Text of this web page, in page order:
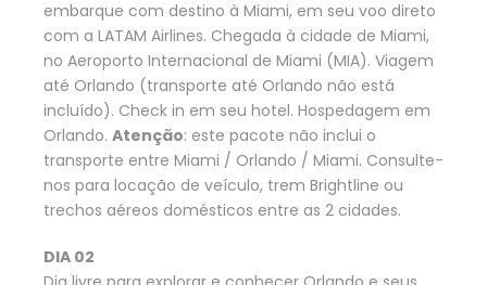
embarque com destino à Miami, em seu voo direto
com a LATAM Airlines. Chegada à cidade de Miami,
no Aeroporto Internacional de Miami (MIA). Viagem
até Orlando (transporte até Orlando não está
incluído). Check in em seu hotel. Hospedagem em
Orlando. Atenção: este pacote não inclui o
transporte entre Miami / Orlando / Miami. Consulte-
nos para locação de veículo, trem Brightline ou
trechos aéreos domésticos entre as 2 cidades.
DIA 02